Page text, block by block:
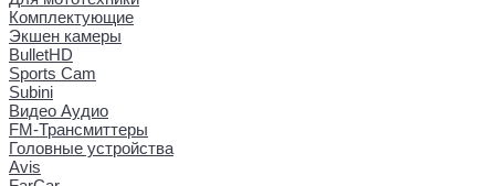
Комплектующие
Экшен камеры
BulletHD
Sports Cam
Subini
Видео Аудио
FM-Трансмиттеры
Головные устройства
Avis